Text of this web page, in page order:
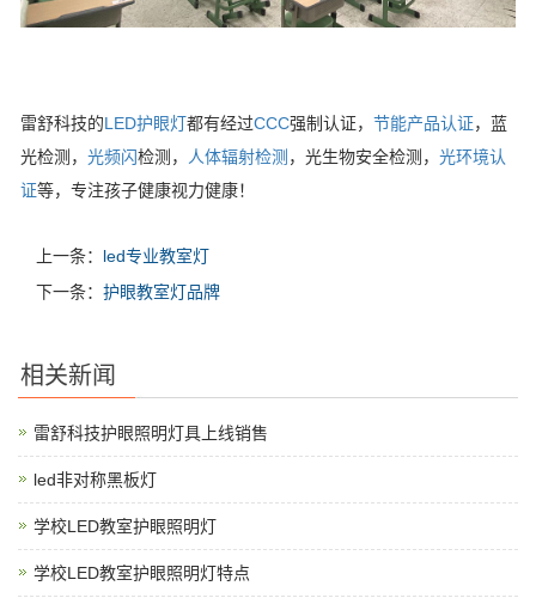
雷舒科技的LED护眼灯都有经过CCC强制认证， 节能产品认证，蓝
光检测， 光频闪检测， 人体辐射检测 ，光生物安全检测， 光环境认
证等，专注孩子健康视力健康！
上一条： led专业教室灯
下一条： 护眼教室灯品牌
相关新闻
雷舒科技护眼照明灯具上线销售
led非对称黑板灯
学校LED教室护眼照明灯
学校LED教室护眼照明灯特点